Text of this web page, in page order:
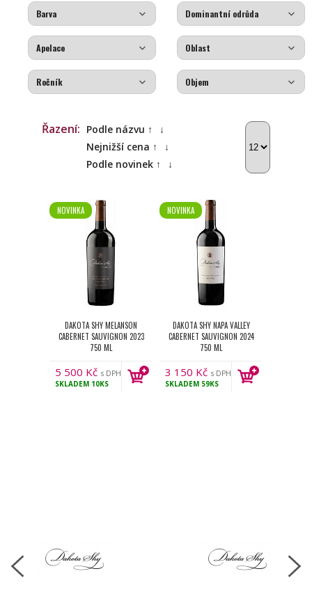
Řazení: Podle názvu ↑
↓
Nejnižší cena ↑
↓
Podle novinek ↑
↓
NOVINKA
DAKOTA SHY MELANSON
CABERNET SAUVIGNON 2023
750 ML
5 500 Kč s DPH
SKLADEM 10KS
NOVINKA
DAKOTA SHY NAPA VALLEY
CABERNET SAUVIGNON 2024
750 ML
3 150 Kč s DPH
SKLADEM 59KS